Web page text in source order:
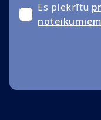
Es piekrītu
noteikumiem